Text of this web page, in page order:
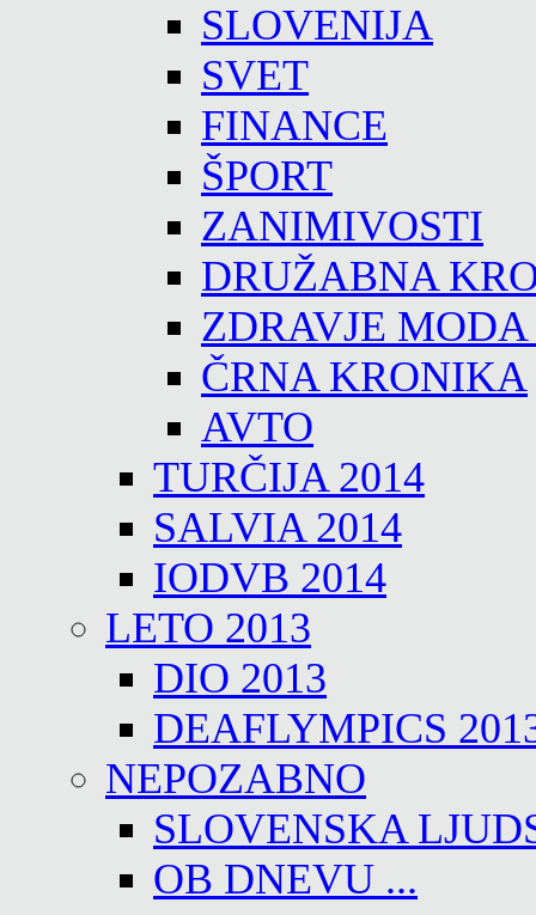
SLOVENIJA
SVET
FINANCE
ŠPORT
ZANIMIVOSTI
DRUŽABNA
ZDRAVJE
ČRNA KRONIKA
AVTO
TURČIJA 2014
SALVIA 2014
IODVB 2014
LETO 2013
DIO 2013
DEAFLYMPICS
NEPOZABNO
SLOVENSKA
OB DNEVU ...